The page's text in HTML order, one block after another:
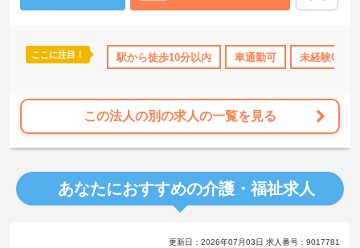
ここに注目！ 駅から徒歩10分以内 車通勤可 未経験OK
この法人の別の求人の一覧を見る
あなたにおすすめの介護・福祉求人
更新日：2026年07月03日 求人番号：9017781